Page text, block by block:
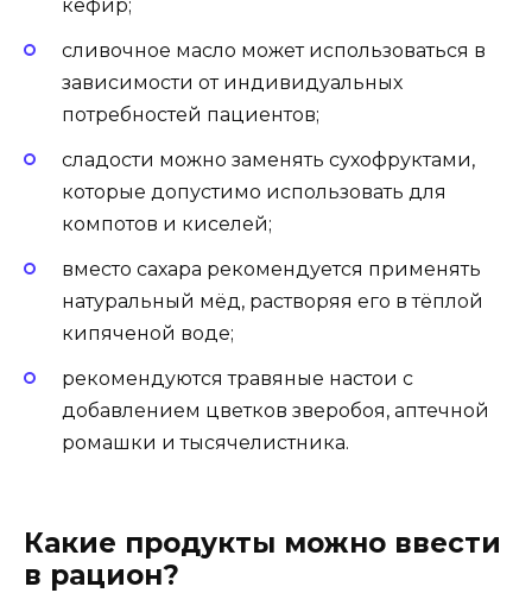
кефир;
сливочное масло может использоваться в
зависимости от индивидуальных
потребностей пациентов;
сладости можно заменять сухофруктами,
которые допустимо использовать для
компотов и киселей;
вместо сахара рекомендуется применять
натуральный мёд, растворяя его в тёплой
кипяченой воде;
рекомендуются травяные настои с
добавлением цветков зверобоя, аптечной
ромашки и тысячелистника.
Какие продукты можно ввести
в рацион?